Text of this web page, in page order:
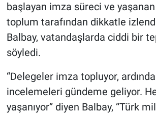
başlayan imza süreci ve
toplum tarafından dikkatle
Balbay, vatandaşlarda ciddi bir
söyledi.
“Delegeler imza topluyor,
incelemeleri gündeme geliyor.
yaşanıyor” diyen Balbay, “Türk